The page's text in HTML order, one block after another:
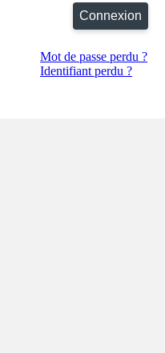
Connexion
Mot de passe perdu ?
Identifiant perdu ?